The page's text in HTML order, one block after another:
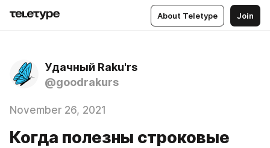
About Teletype Join
Удачный Raku'rs
@goodrakurs
November 26, 2021
Когда полезны строковые